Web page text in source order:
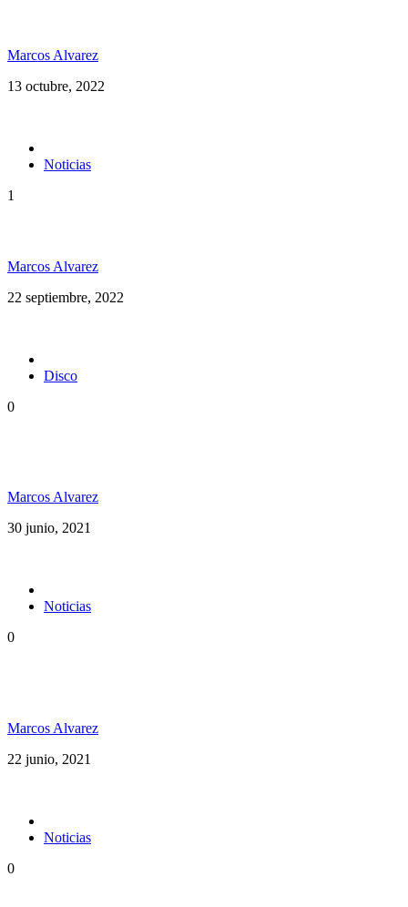
Marcos Alvarez
13 octubre, 2022
Noticias
1
Marcos Alvarez
22 septiembre, 2022
Disco
0
Marcos Alvarez
30 junio, 2021
Noticias
0
Marcos Alvarez
22 junio, 2021
Noticias
0